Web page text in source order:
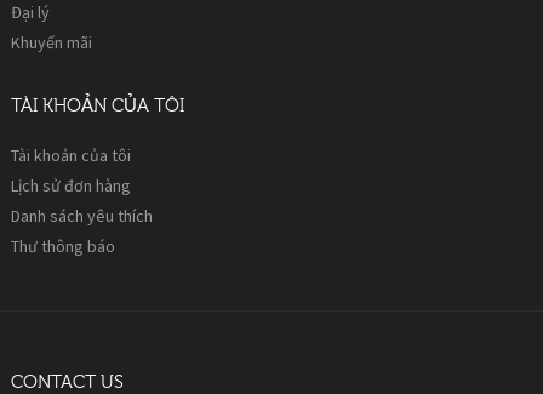
Đại lý
Khuyến mãi
TÀI KHOẢN CỦA TÔI
Tài khoản của tôi
Lịch sử đơn hàng
Danh sách yêu thích
Thư thông báo
CONTACT US